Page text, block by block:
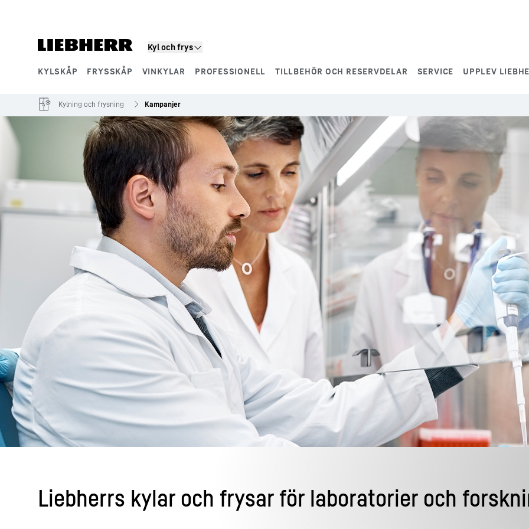
Kyl och frys
KYLSKÅP FRYSSKÅP VINKYLAR PROFESSIONELL TILLBEHÖR OCH RESERVDELAR SERVICE UPPLEV
Mer om företaget Karriärer på Liebherr
Kylning och frysning Kampanjer
Liebherrs kylar och frysar för laboratorier och